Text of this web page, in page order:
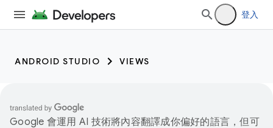
登入
ANDROID STUDIO VIEWS
Google 會運用 AI 技術將內容翻譯成你偏好的語言，但可